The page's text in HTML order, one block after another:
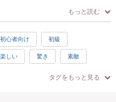
ものを選んでおつくりいただきま
には、型紙と動画レシピをプレゼン
もっと読む
初心者向け 初級
楽しい 驚き 素敵
手ぶらOK
タグをもっと見る